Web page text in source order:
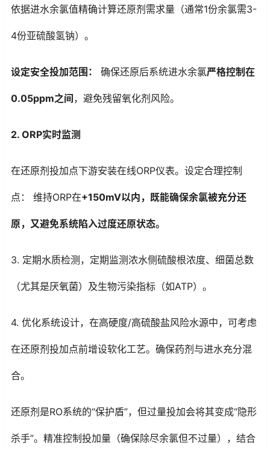
依据进水余氯值精确计算还原剂需求量（通常1份余氯需3-
4份亚硫酸氢钠）。
设定安全投加范围： 确保还原后系统进水余氯严格控制在
0.05ppm之间 ，避免残留氧化剂风险。
2. ORP实时监测
在还原剂投加点下游安装在线ORP仪表。设定合理控制
点： 维持ORP在+150mV以内，既能确保余氯被充分还
原，又避免系统陷入过度还原状态。
3. 定期水质检测，定期监测浓水侧硫酸根浓度、细菌总数
（尤其是厌氧菌）及生物污染指标（如ATP）。
4. 优化系统设计，在高硬度/高硫酸盐风险水源中，可考虑
在还原剂投加点前增设软化工艺。确保药剂与进水充分混
合。
还原剂是RO系统的“保护盾”，但过量投加会将其变成“隐形
杀手”。精准控制投加量（确保除尽余氯但不过量），结合